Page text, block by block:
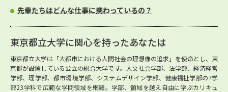
先輩たちはどんな仕事に携わっているの？
東京都立大学に関心を持ったあなたは
東京都立大学は「大都市における人間社会の理想像の追求」を使命とし、東
京都が設置している公立の総合大学です。人文社会学部、法学部、経済経営
学部、理学部、都市環境学部、システムデザイン学部、健康福祉学部の7学
部23学科で広範な学問領域を網羅。学部、領域を越え自由に学ぶカリキュ